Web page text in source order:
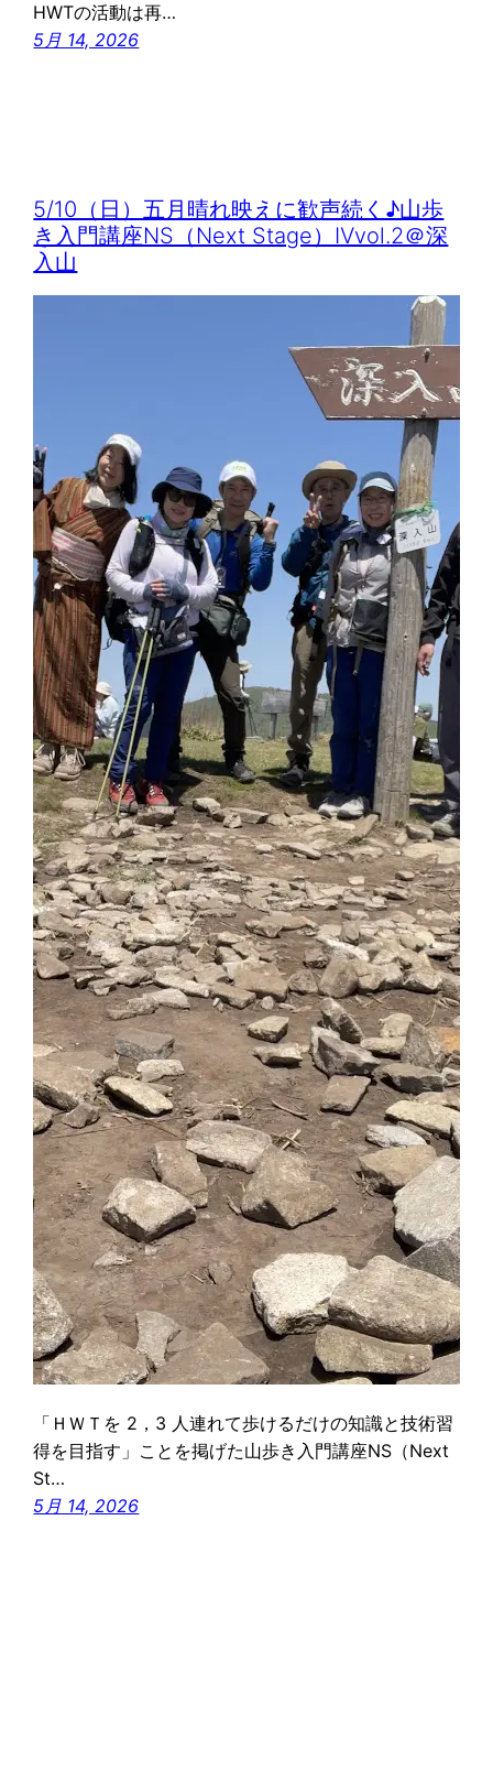
HWTの活動は再…
5月 14, 2026
5/10（日）五月晴れ映えに歓声続く♪山歩
き入門講座NS（Next Stage）Ⅳvol.2＠深
入山
「ＨＷＴを 2，3 人連れて歩けるだけの知識と技術習
得を目指す」ことを掲げた山歩き入門講座NS（Next
St…
5月 14, 2026